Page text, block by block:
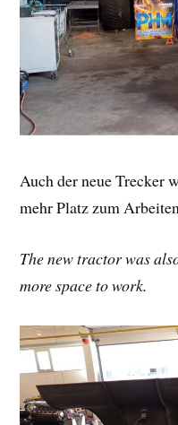
Auch der neue Trecker
mehr Platz zum
The new tractor was
more space to work.